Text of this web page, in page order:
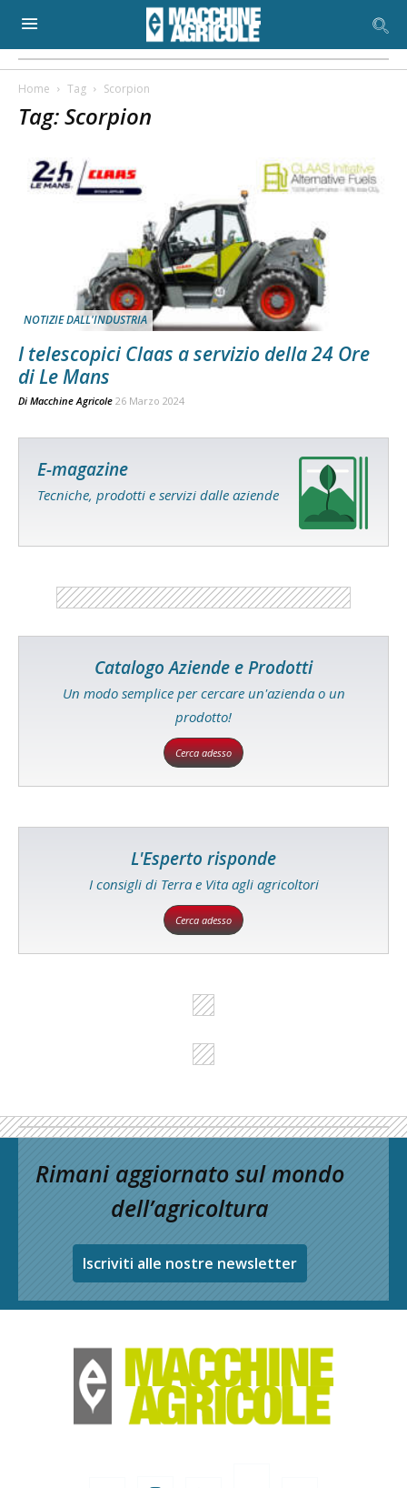
Home Tag Scorpion
Tag: Scorpion
NOTIZIE DALL'INDUSTRIA
I telescopici Claas a servizio della 24 Ore
di Le Mans
Di Macchine Agricole 26 Marzo 2024
E-magazine
Tecniche, prodotti e servizi dalle aziende
Catalogo Aziende e Prodotti
Un modo semplice per cercare un'azienda o un
prodotto!
Cerca adesso
L'Esperto risponde
I consigli di Terra e Vita agli agricoltori
Cerca adesso
Rimani aggiornato sul mondo
dell’agricoltura
Iscriviti alle nostre newsletter